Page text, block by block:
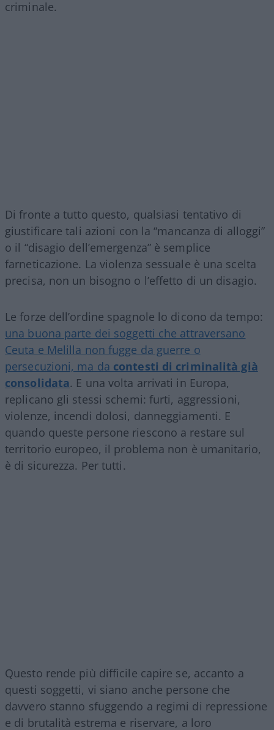
criminale.
Di fronte a tutto questo, qualsiasi tentativo di
giustificare tali azioni con la “mancanza di alloggi”
o il “disagio dell’emergenza” è semplice
farneticazione. La violenza sessuale è una scelta
precisa, non un bisogno o l’effetto di un disagio.
Le forze dell’ordine spagnole lo dicono da tempo:
una buona parte dei soggetti che attraversano
Ceuta e Melilla non fugge da guerre o
persecuzioni, ma da contesti di criminalità già
consolidata. E una volta arrivati in Europa,
replicano gli stessi schemi: furti, aggressioni,
violenze, incendi dolosi, danneggiamenti. E
quando queste persone riescono a restare sul
territorio europeo, il problema non è umanitario,
è di sicurezza. Per tutti.
Questo rende più difficile capire se, accanto a
questi soggetti, vi siano anche persone che
davvero stanno sfuggendo a regimi di repressione
e di brutalità estrema e riservare, a loro